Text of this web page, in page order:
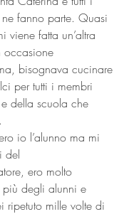
fanno parte. Quasi
viene fatta un’altra
occasione
bisognava cucinare
per tutti i membri
della scuola che
io l’alunno ma mi
del
ero molto
degli alunni e
ripetuto mille volte di